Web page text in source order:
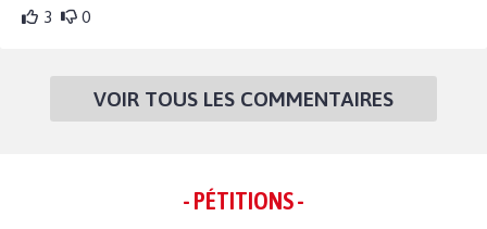
3 0
VOIR TOUS LES COMMENTAIRES
- PÉTITIONS -